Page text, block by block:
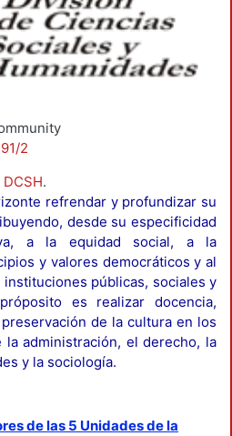
2
.
refrendar y profundizar su
desde su especificidad
a la equidad social, a la
y valores democráticos y al
públicas, sociales y
es realizar docencia,
de la cultura en los
administración, el derecho, la
y la sociología.
de las 5 Unidades de la